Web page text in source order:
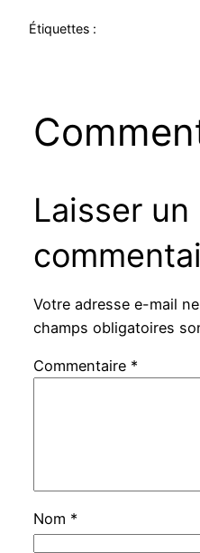
Étiquettes :
Laisser un
Votre adresse e-mail
champs obligatoires
Commentaire *
Nom *